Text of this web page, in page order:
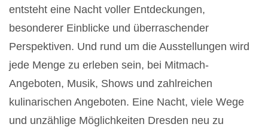
entsteht eine Nacht voller Entdeckungen,
besonderer Einblicke und überraschender
Perspektiven. Und rund um die Ausstellungen wird
jede Menge zu erleben sein, bei Mitmach-
Angeboten, Musik, Shows und zahlreichen
kulinarischen Angeboten. Eine Nacht, viele Wege
und unzählige Möglichkeiten Dresden neu zu